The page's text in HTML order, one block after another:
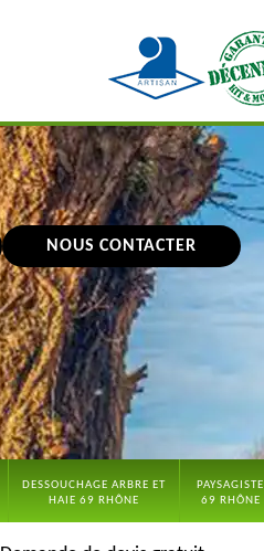
NOUS CONTACTER
DESSOUCHAGE ARBRE ET
HAIE 69 RHÔNE
PAYSAGISTE
69 RHÔNE